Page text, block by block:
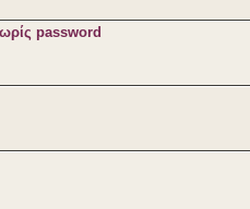
password